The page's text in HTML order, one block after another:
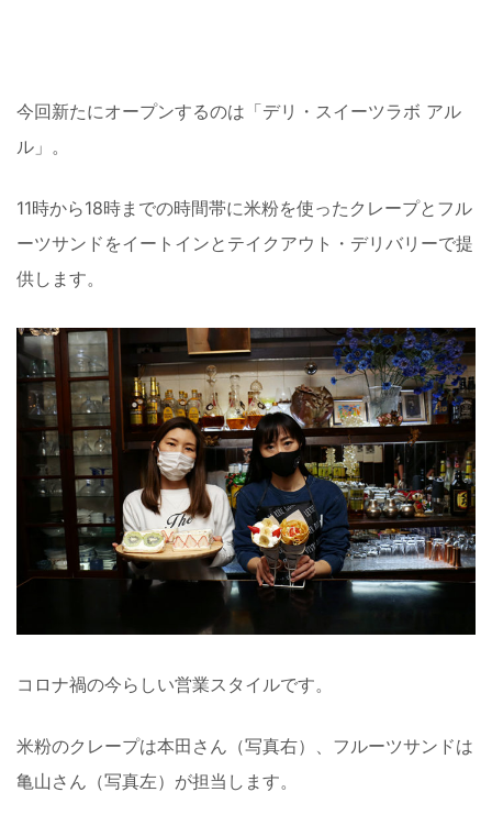
今回新たにオープンするのは「デリ・スイーツラボ アル
ル」。
11時から18時までの時間帯に米粉を使ったクレープとフル
ーツサンドをイートインとテイクアウト・デリバリーで提
供します。
コロナ禍の今らしい営業スタイルです。
米粉のクレープは本田さん（写真右）、フルーツサンドは
亀山さん（写真左）が担当します。